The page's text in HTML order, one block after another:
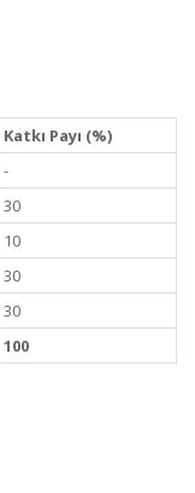
Katkı Payı (%)
-
30
10
30
30
100